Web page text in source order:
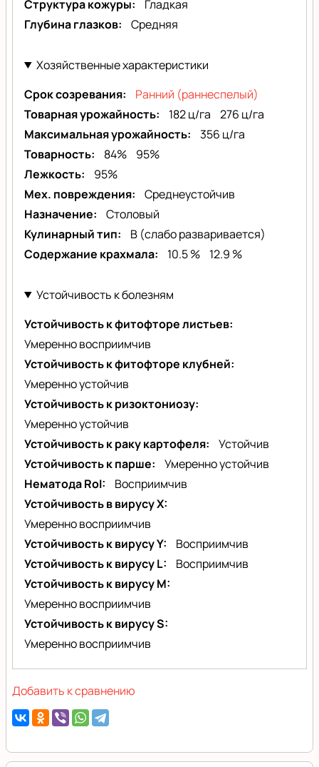
Структура кожуры
Гладкая
Глубина глазков
Средняя
Хозяйственные характеристики
Срок созревания
Ранний (раннеспелый)
Товарная урожайность
182 ц/га
276 ц/га
Максимальная урожайность
356 ц/га
Товарность
84%
95%
Лежкость
95%
Мех. повреждения
Среднеустойчив
Назначение
Столовый
Кулинарный тип
B (слабо разваривается)
Содержание крахмала
10.5 % 12.9 %
Устойчивость к болезням
Устойчивость к фитофторе листьев
Умеренно восприимчив
Устойчивость к фитофторе клубней
Умеренно устойчив
Устойчивость к ризоктониозу
Умеренно устойчив
Устойчивость к раку картофеля
Устойчив
Устойчивость к парше
Умеренно устойчив
Нематода RoI
Восприимчив
Устойчивость в вирусу X
Умеренно восприимчив
Устойчивость к вирусу Y
Восприимчив
Устойчивость к вирусу L
Восприимчив
Устойчивость к вирусу M
Умеренно восприимчив
Устойчивость к вирусу S
Умеренно восприимчив
Добавить к сравнению